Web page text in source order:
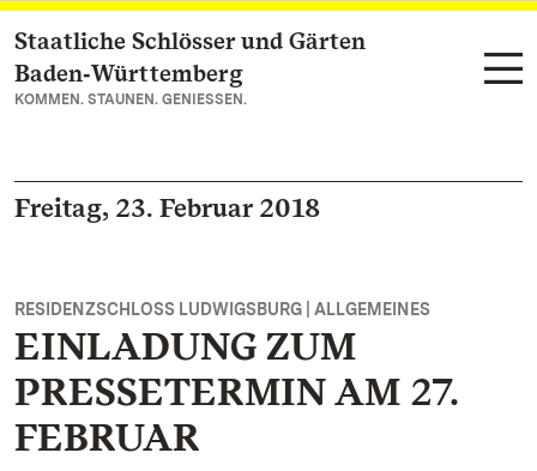
Zum Hauptinhalt springen
Staatliche Schlösser und Gärten
Baden‑Württemberg
KOMMEN. STAUNEN. GENIESSEN.
Freitag, 23. Februar 2018
RESIDENZSCHLOSS LUDWIGSBURG | ALLGEMEINES
EINLADUNG ZUM
PRESSETERMIN AM 27.
FEBRUAR